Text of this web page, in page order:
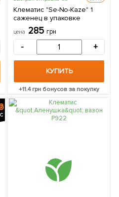
Клематис "Se-No-Kaze" 1
саженец в упаковке
цена 285 грн
- +
КУПИТЬ
+11.4грн бонусов за покупку